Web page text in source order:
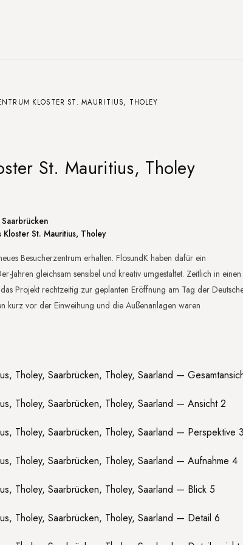
KLOSTER ST. MAURITIUS, THOLEY
St. Mauritius, Tholey
St. Mauritius, Tholey
Besucherzentrum erhalten. FlosundK haben dafür ein
Jahren gleichsam sensibel und kreativ umgestaltet. Zeitlich in einen
Projekt rechtzeitig zur geplanten Eröffnung am Tag der
kurz vor der Einweihung und die Außenanlagen waren